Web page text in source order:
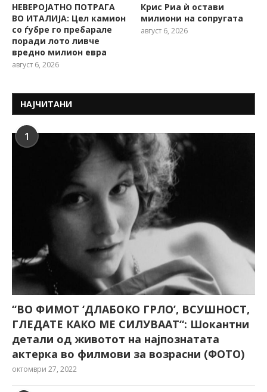
НЕВЕРОЈАТНО ПОТРАГА
ВО ИТАЛИЈА: Цел камион
со ѓубре го пребарале
поради лото ливче
вредно милион евра
август 6, 2026
Крис Риа ѝ остави
милиони на сопругата
август 6, 2026
НАЈЧИТАНИ
1
“ВО ФИМОТ ‘ДЛАБОКО ГРЛО’, ВСУШНОСТ,
ГЛЕДАТЕ КАКО МЕ СИЛУВААТ“: Шокантни
детали од животот на најпознатата
актерка во филмови за возрасни (ФОТО)
октомври 27, 2022